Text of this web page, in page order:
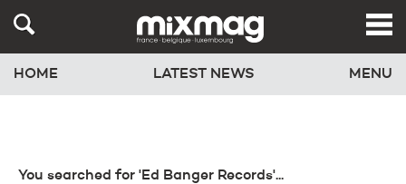
HOME LATEST NEWS MENU
You searched for 'Ed Banger Records'...